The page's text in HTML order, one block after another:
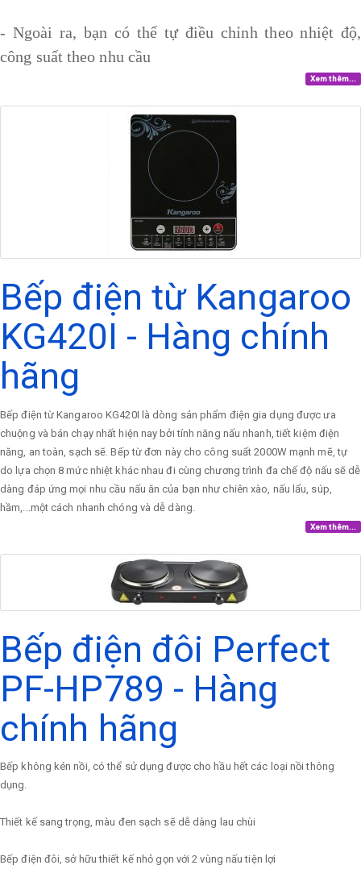
- Ngoài ra, bạn có thể tự điều chỉnh theo nhiệt độ,
công suất theo nhu cầu
Xem thêm...
Bếp điện từ Kangaroo
KG420I - Hàng chính
hãng
Bếp điện từ Kangaroo KG420I là dòng sản phẩm điện gia dụng được ưa
chuộng và bán chạy nhất hiện nay bởi tính năng nấu nhanh, tiết kiệm điện
năng, an toàn, sạch sẽ. Bếp từ đơn này cho công suất 2000W mạnh mẽ, tự
do lựa chọn 8 mức nhiệt khác nhau đi cùng chương trình đa chế độ nấu sẽ dễ
dàng đáp ứng mọi nhu cầu nấu ăn của bạn như chiên xào, nấu lẩu, súp,
hầm,...một cách nhanh chóng và dễ dàng.
Xem thêm...
Bếp điện đôi Perfect
PF-HP789 - Hàng
chính hãng
Bếp không kén nồi, có thể sử dụng được cho hầu hết các loại nồi thông
dụng.
Thiết kế sang trọng, màu đen sạch sẽ dễ dàng lau chùi
Bếp điện đôi, sở hữu thiết kế nhỏ gọn với 2 vùng nấu tiện lợi